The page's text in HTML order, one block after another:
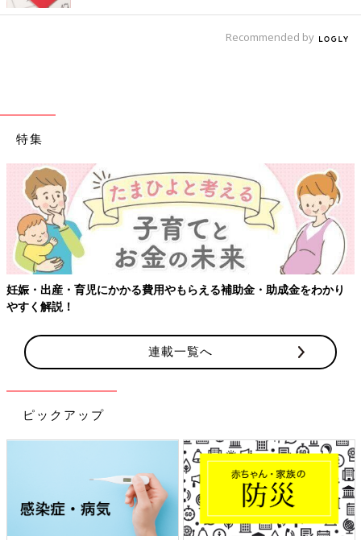
Recommended by
特集
【ワクチン接種できるものも】妊婦の感染症対策、知っておいて！
連載一覧へ
ピックアップ